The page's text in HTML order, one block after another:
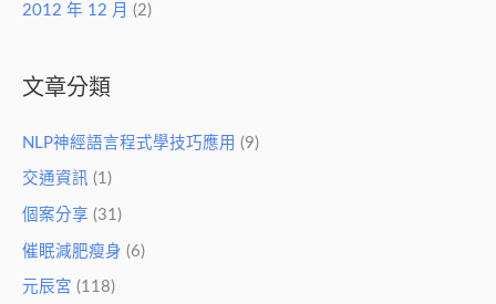
2012 年 12 月 (2)
文章分類
NLP神經語言程式學技巧應用 (9)
交通資訊 (1)
個案分享 (31)
催眠減肥瘦身 (6)
元辰宮 (118)